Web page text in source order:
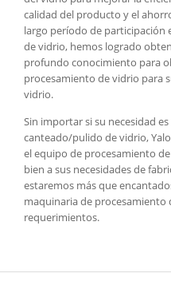
calidad del producto y el
largo período de participación
de vidrio, hemos logrado
profundo conocimiento para
procesamiento de vidrio para
vidrio.
Sin importar si su necesidad
canteado/pulido de vidrio,
el equipo de procesamiento
bien a sus necesidades de
estaremos más que
maquinaria de procesamiento
requerimientos.